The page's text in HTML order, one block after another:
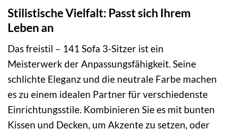
Stilistische Vielfalt: Passt sich Ihrem
Leben an
Das freistil – 141 Sofa 3-Sitzer ist ein
Meisterwerk der Anpassungsfähigkeit. Seine
schlichte Eleganz und die neutrale Farbe machen
es zu einem idealen Partner für verschiedenste
Einrichtungsstile. Kombinieren Sie es mit bunten
Kissen und Decken, um Akzente zu setzen, oder